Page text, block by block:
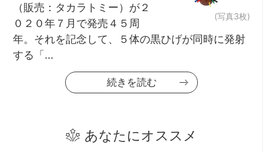
(写真3枚)
（販売：タカラトミー）が２
０２０年７月で発売４５周
年。それを記念して、５体の黒ひげが同時に発射
する「...
続きを読む
あなたにオススメ